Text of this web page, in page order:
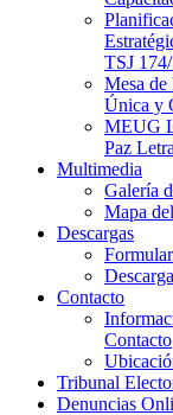
TSJ
Mesa de
Única y
MEUG
Paz
Multimedia
Galería
Mapa
Descargas
Contacto
Contacto
Tribunal
Denuncias